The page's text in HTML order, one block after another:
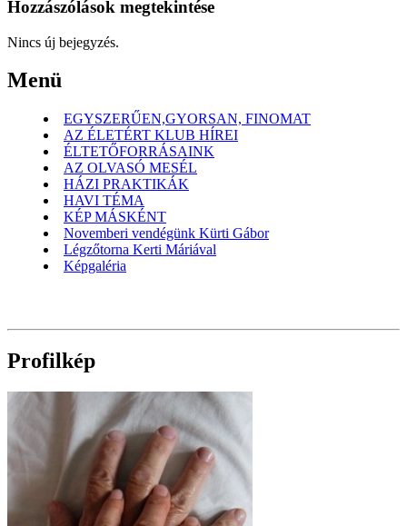
Hozzászólások megtekintése
Nincs új bejegyzés.
Menü
EGYSZERŰEN,GYORSAN, FINOMAT
AZ ÉLETÉRT KLUB HÍREI
ÉLTETŐFORRÁSAINK
AZ OLVASÓ MESÉL
HÁZI PRAKTIKÁK
HAVI TÉMA
KÉP MÁSKÉNT
Novemberi vendégünk Kürti Gábor
Légzőtorna Kerti Máriával
Képgaléria
Profilkép